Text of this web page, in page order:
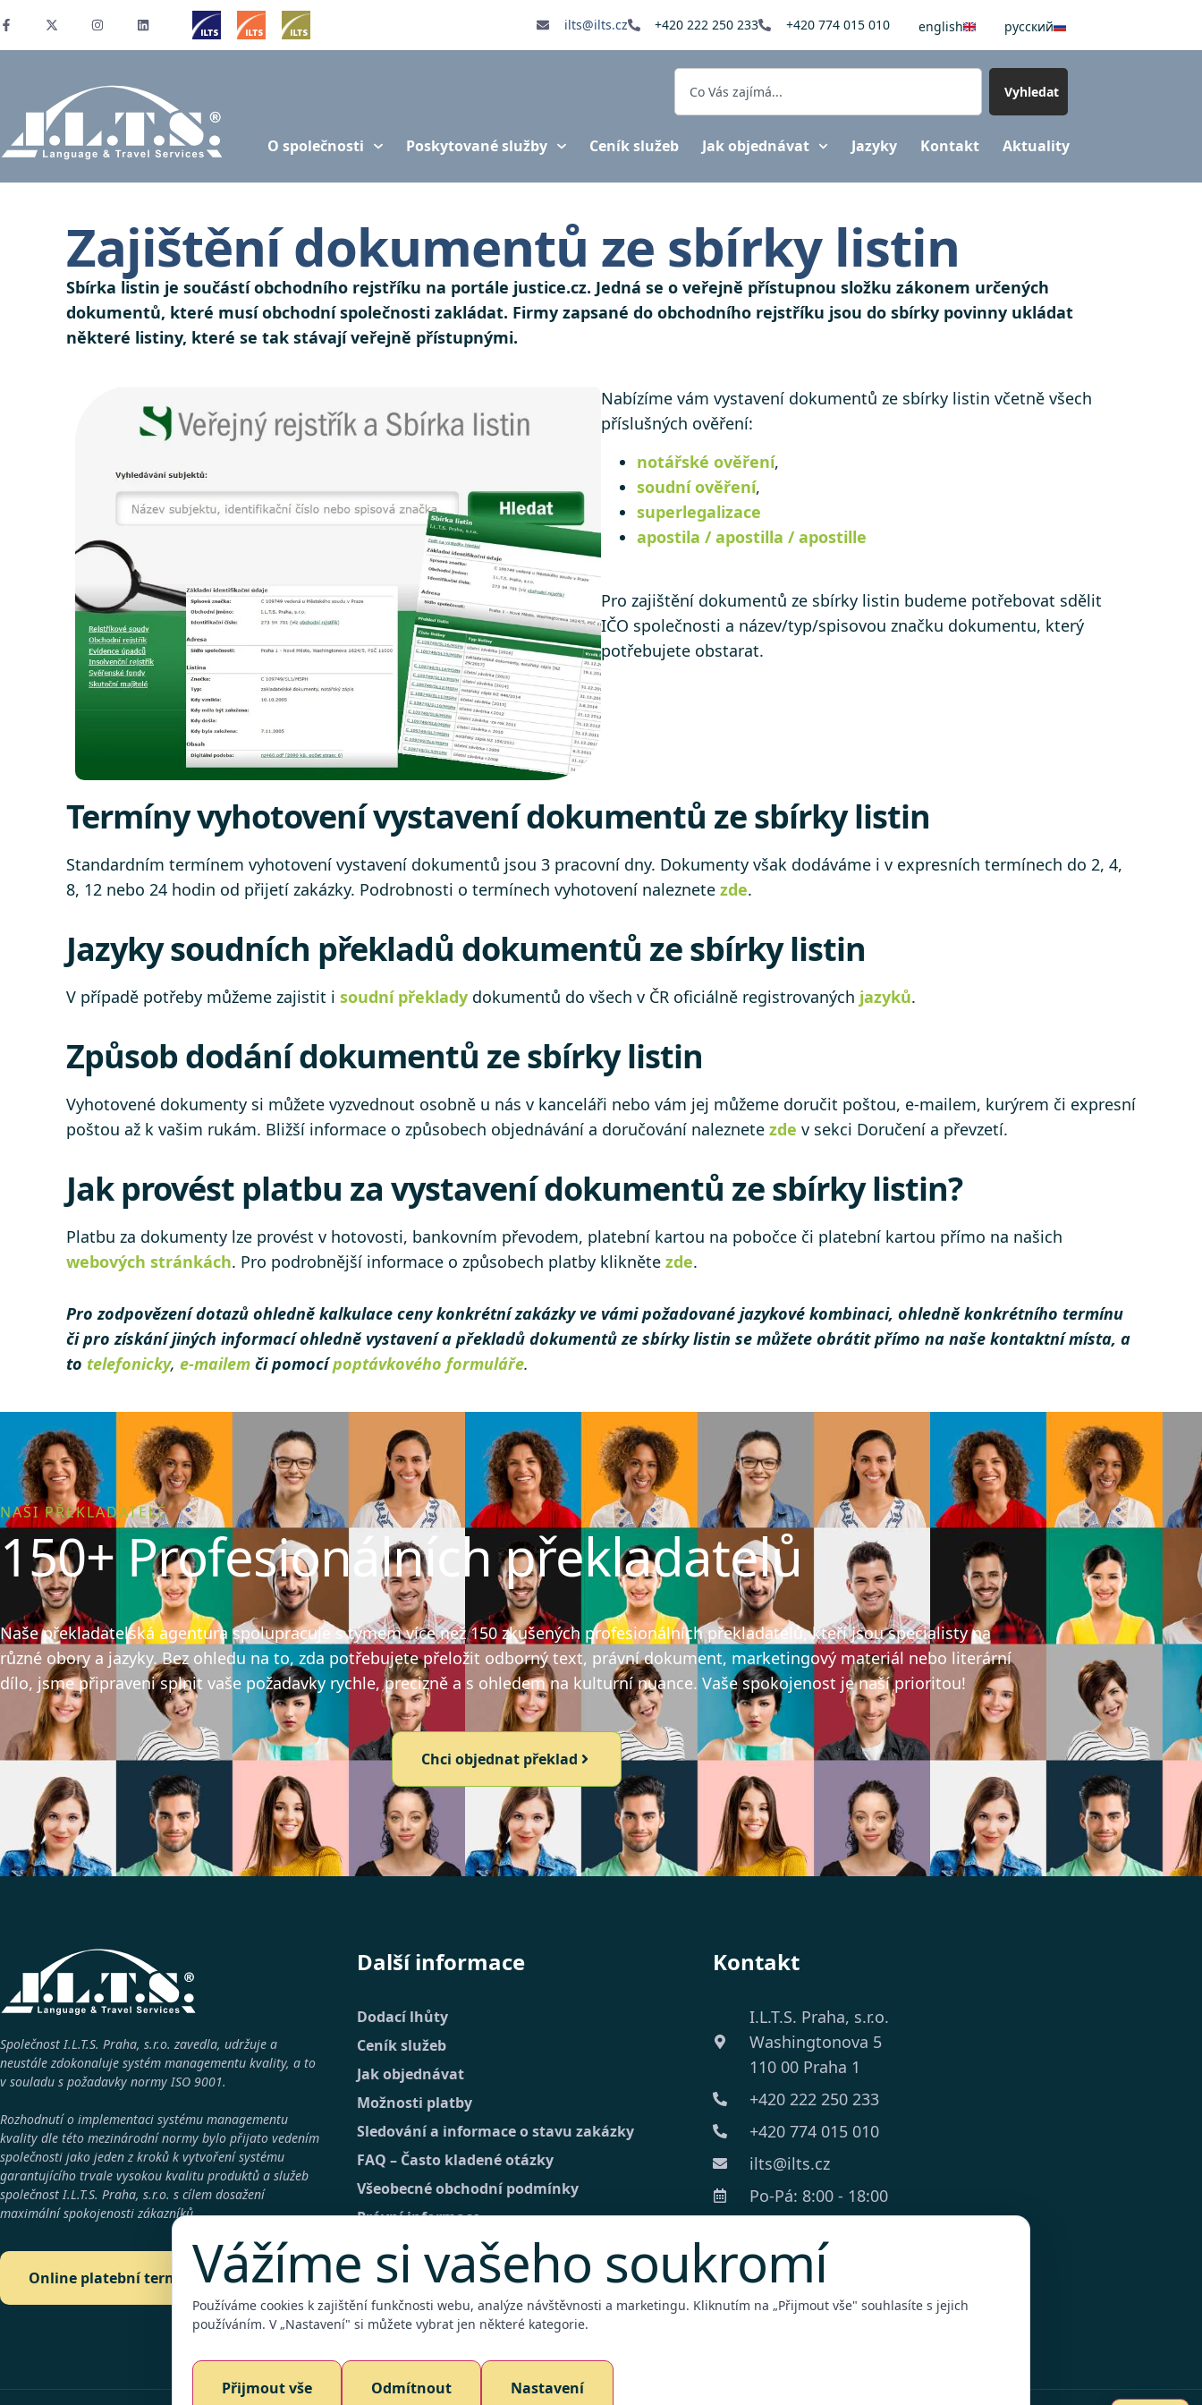
ilts@ilts.cz +420 222 250 233 +420 774 015 010 english pусский
Vyhledat
O společnosti Poskytované služby Ceník služeb Jak objednávat Jazyky Kontakt Aktuality
Zajištění dokumentů ze sbírky listin
Sbírka listin je součástí obchodního rejstříku na portále justice.cz. Jedná se o veřejně přístupnou složku zákonem určených
dokumentů, které musí obchodní společnosti zakládat. Firmy zapsané do obchodního rejstříku jsou do sbírky povinny ukládat
některé listiny, které se tak stávají veřejně přístupnými.
Nabízíme vám vystavení dokumentů ze sbírky listin včetně všech
příslušných ověření:
notářské ověření,
soudní ověření,
superlegalizace
apostila / apostilla / apostille
Pro zajištění dokumentů ze sbírky listin budeme potřebovat sdělit
IČO společnosti a název/typ/spisovou značku dokumentu, který
potřebujete obstarat.
Termíny vyhotovení vystavení dokumentů ze sbírky listin
Standardním termínem vyhotovení vystavení dokumentů jsou 3 pracovní dny. Dokumenty však dodáváme i v expresních termínech do 2, 4,
8, 12 nebo 24 hodin od přijetí zakázky. Podrobnosti o termínech vyhotovení naleznete zde.
Jazyky soudních překladů dokumentů ze sbírky listin
V případě potřeby můžeme zajistit i soudní překlady dokumentů do všech v ČR oficiálně registrovaných jazyků.
Způsob dodání dokumentů ze sbírky listin
Vyhotovené dokumenty si můžete vyzvednout osobně u nás v kanceláři nebo vám jej můžeme doručit poštou, e-mailem, kurýrem či expresní
poštou až k vašim rukám. Bližší informace o způsobech objednávání a doručování naleznete zde v sekci Doručení a převzetí.
Jak provést platbu za vystavení dokumentů ze sbírky listin?
Platbu za dokumenty lze provést v hotovosti, bankovním převodem, platební kartou na pobočce či platební kartou přímo na našich
webových stránkách. Pro podrobnější informace o způsobech platby klikněte zde.
Pro zodpovězení dotazů ohledně kalkulace ceny konkrétní zakázky ve vámi požadované jazykové kombinaci, ohledně konkrétního termínu
či pro získání jiných informací ohledně vystavení a překladů dokumentů ze sbírky listin se můžete obrátit přímo na naše kontaktní místa, a
to telefonicky, e-mailem či pomocípoptávkového formuláře.
NAŠI PŘEKLADATELÉ
150+ Profesionálních překladatelů
Naše překladatelská agentura spolupracuje s týmem více než 150 zkušených profesionálních překladatelů, kteří jsou specialisty na
různé obory a jazyky. Bez ohledu na to, zda potřebujete přeložit odborný text, právní dokument, marketingový materiál nebo literární
dílo, jsme připraveni splnit vaše požadavky rychle, precizně a s ohledem na kulturní nuance. Vaše spokojenost je naší prioritou!
Chci objednat překlad
Společnost I.L.T.S. Praha, s.r.o. zavedla, udržuje a
neustále zdokonaluje systém managementu kvality, a to
v souladu s požadavky normy ISO 9001.
Rozhodnutí o implementaci systému managementu
kvality dle této mezinárodní normy bylo přijato vedením
společnosti jako jeden z kroků k vytvoření systému
garantujícího trvale vysokou kvalitu produktů a služeb
společnost I.L.T.S. Praha, s.r.o. s cílem dosažení
maximální spokojenosti zákazníků.
Online platební terminál
Další informace
Dodací lhůty
Ceník služeb
Jak objednávat
Možnosti platby
Sledování a informace o stavu zakázky
FAQ – Často kladené otázky
Všeobecné obchodní podmínky
Právní informace
Kontakt
Detailní poptávka
Platební terminál
Kontakt
I.L.T.S. Praha, s.r.o.
Washingtonova 5
110 00 Praha 1
+420 222 250 233
+420 774 015 010
ilts@ilts.cz
Po-Pá: 8:00 - 18:00
Vážíme si vašeho soukromí
Používáme cookies k zajištění funkčnosti webu, analýze návštěvnosti a marketingu. Kliknutím na „Přijmout vše" souhlasíte s jejich
používáním. V „Nastavení" si můžete vybrat jen některé kategorie.
Přijmout vše Odmítnout Nastavení